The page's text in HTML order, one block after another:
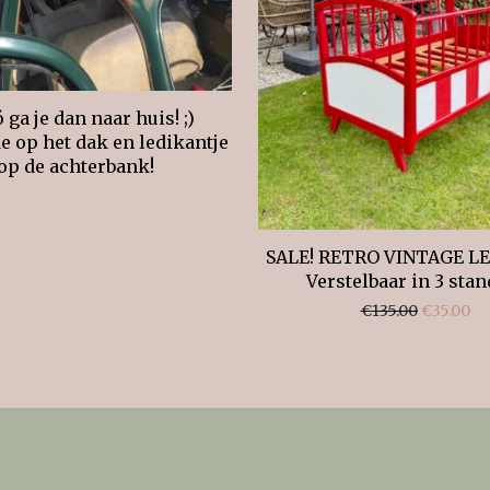
ga je dan naar huis! ;)
op het dak en ledikantje
de achterbank!
SALE! RETRO VINTAGE
Verstelbaar in 3
€135.00 €35.00